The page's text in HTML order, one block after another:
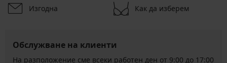
Изгодна Как да изберем
Обслужване на клиенти
На разположение сме всеки работен ден от 9:00 до 17:00